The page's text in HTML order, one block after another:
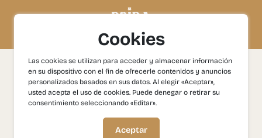
Ficha del proyecto
Cookies
Las cookies se utilizan para acceder y almacenar información
en su dispositivo con el fin de ofrecerle contenidos y anuncios
personalizados basados en sus datos. Al elegir «Aceptar»,
usted acepta el uso de cookies. Puede denegar o retirar su
consentimiento seleccionando «Editar».
Aceptar